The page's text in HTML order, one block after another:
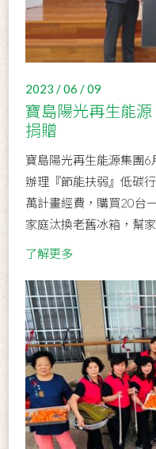
2023 / 06 / 09
寶島陽光再生能
捐贈
寶島陽光再生能源集團6
辦理『節能扶弱』低碳
萬計畫經費，購買20台
家庭汰換老舊冰箱，幫家
了解更多